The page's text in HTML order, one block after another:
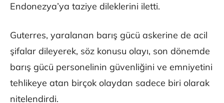
Endonezya’ya taziye dileklerini iletti.
Guterres, yaralanan barış gücü askerine de acil
şifalar dileyerek, söz konusu olayı, son dönemde
barış gücü personelinin güvenliğini ve emniyetini
tehlikeye atan birçok olaydan sadece biri olarak
nitelendirdi.